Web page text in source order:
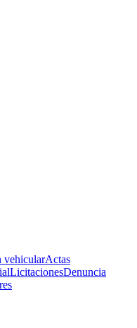
vehicularActas
LicitacionesDenuncia